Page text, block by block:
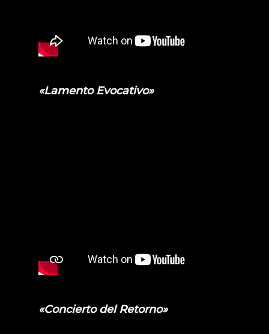
«Lamento Evocativo»
«Concierto del Retorno»